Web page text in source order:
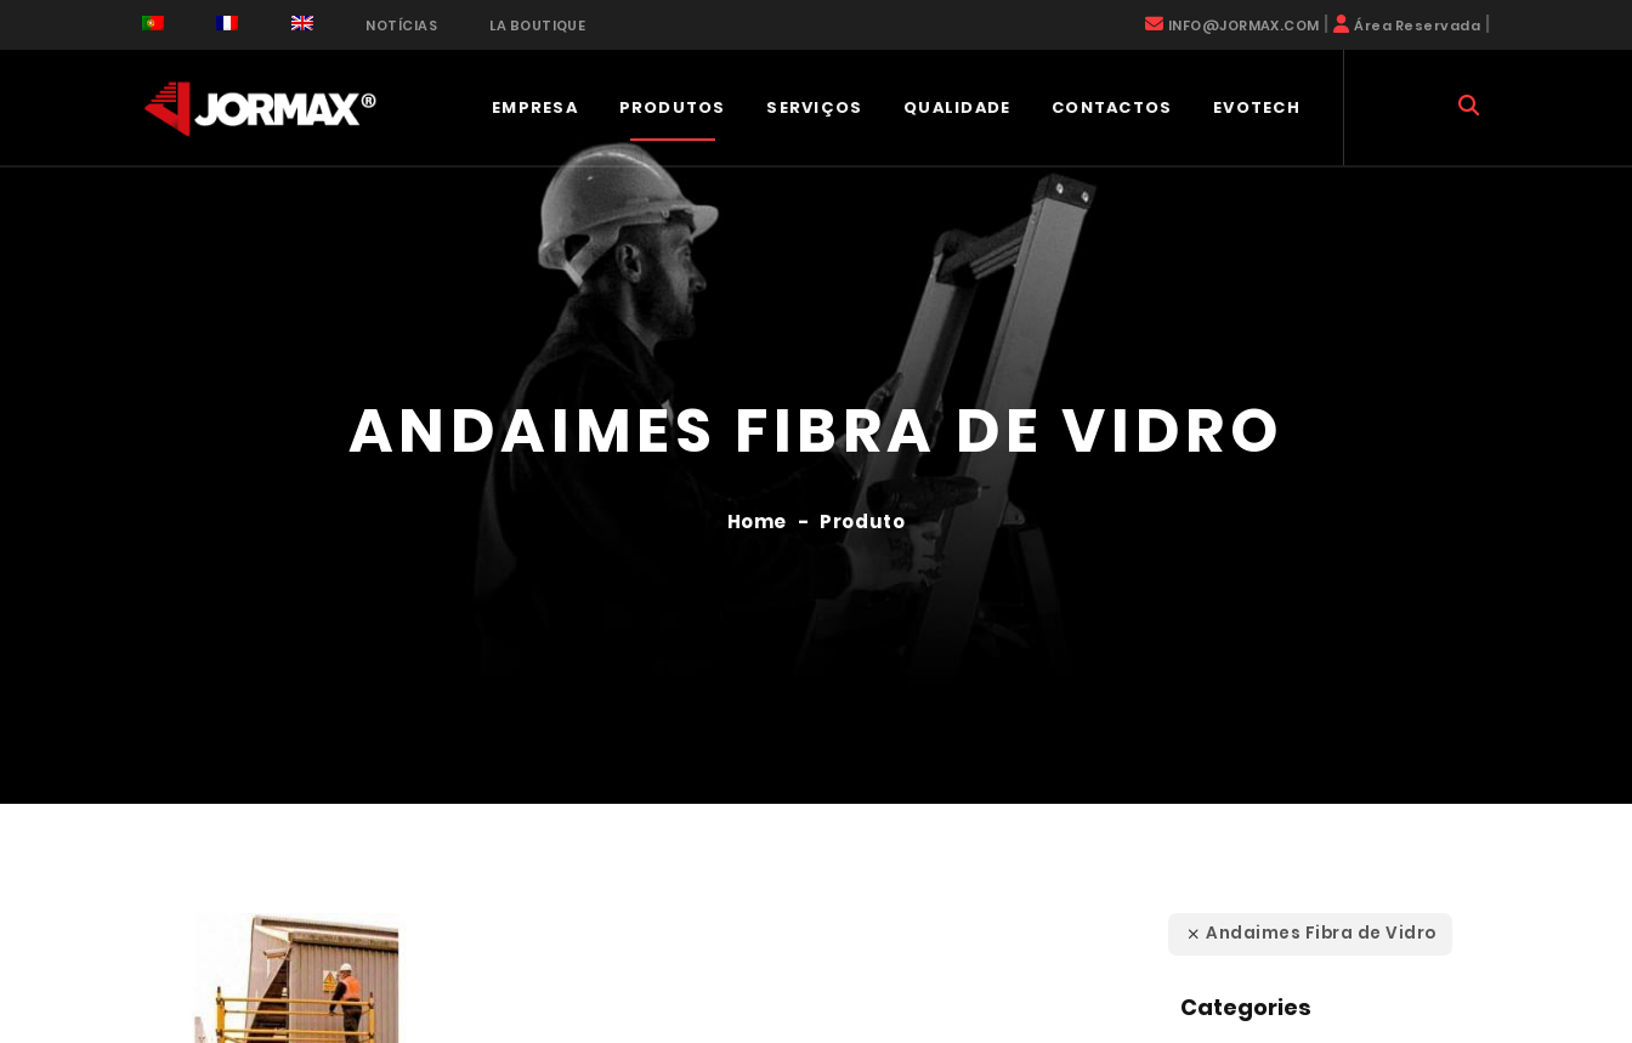
NOTÍCIAS LA BOUTIQUE INFO@JORMAX.COM | Área Reservada
EMPRESA PRODUTOS SERVIÇOS QUALIDADE CONTACTOS EVOTECH
ANDAIMES FIBRA DE VIDRO
Home - Produto
Andaimes Fibra de Vidro
Categories